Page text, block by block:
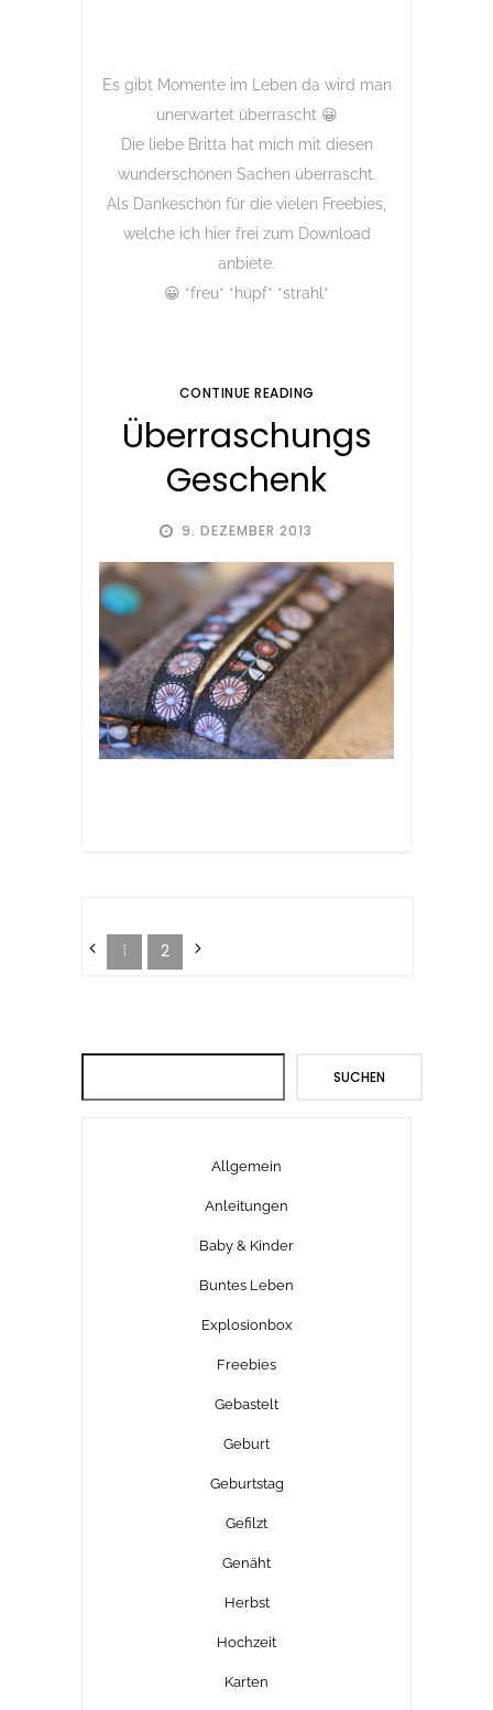
9. DEZEMBER 2013
Überraschungs
Geschenk
Es gibt Momente im Leben da wird man
unerwartet überrascht 😀
Die liebe Britta hat mich mit diesen
wunderschönen Sachen überrascht.
Als Dankeschön für die vielen Freebies,
welche ich hier frei zum Download
anbiete.
😀 *freu* *hüpf* *strahl*
CONTINUE READING
1 2
SUCHEN
Allgemein
Anleitungen
Baby & Kinder
Buntes Leben
Explosionbox
Freebies
Gebastelt
Geburt
Geburtstag
Gefilzt
Genäht
Herbst
Hochzeit
Karten